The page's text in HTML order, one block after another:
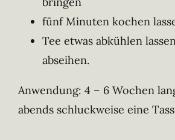
fünf Minuten kochen
Tee etwas abkühlen
abseihen.
Anwendung: 4 – 6 Wochen
abends schluckweise eine